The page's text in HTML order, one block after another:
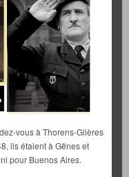
vous à Thorens-Glières
ils étaient à Gênes et
pour Buenos Aires.